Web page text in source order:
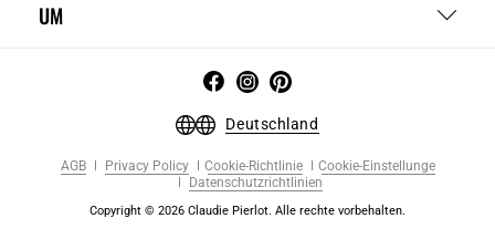
UM
Deutschland
AGB Privacy Policy Cookie-Richtlinie
Cookie-Einstellunge
Datenschutzrichtlinien
Copyright © 2026 Claudie Pierlot. Alle rechte vorbehalten.